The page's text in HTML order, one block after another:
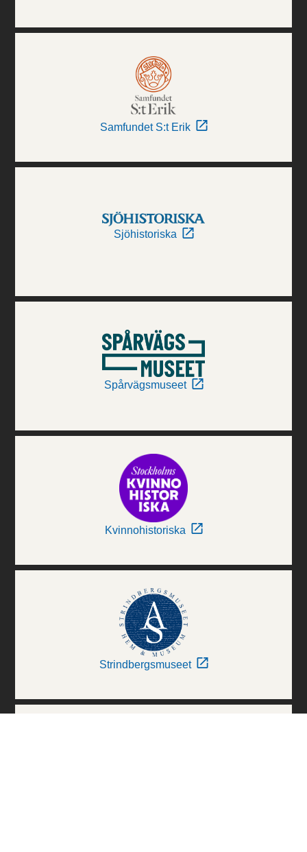
Samfundet S:t Erik
Sjöhistoriska
Spårvägsmuseet
Kvinnohistoriska
Strindbergsmuseet